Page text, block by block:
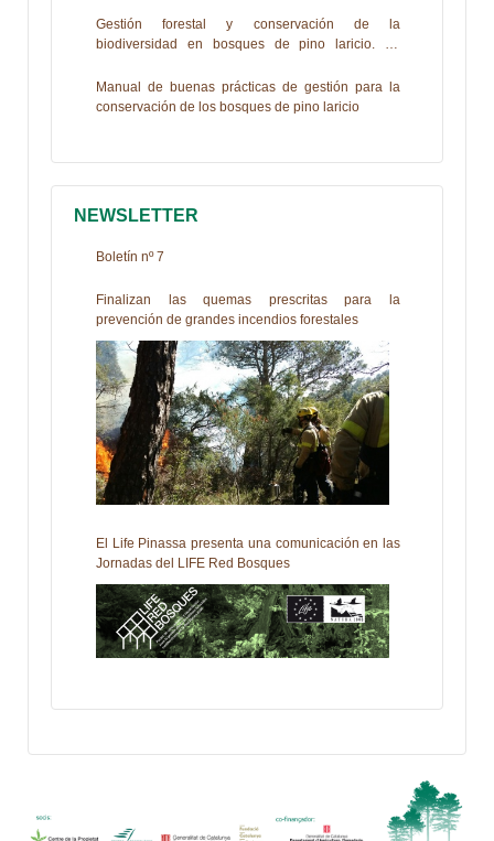
Gestión forestal y conservación de la
biodiversidad en bosques de pino laricio. La
Manual de buenas prácticas de gestión para la
conservación de los bosques de pino laricio
NEWSLETTER
Boletín nº 7
Finalizan las quemas prescritas para la
prevención de grandes incendios forestales
El Life Pinassa presenta una comunicación en las
Jornadas del LIFE Red Bosques